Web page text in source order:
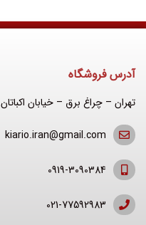
آدرس فروشگاه
تهران – چراغ برق – خیابان اکباتان
kiario.iran@gmail.com
0919-3090384
021-77592983